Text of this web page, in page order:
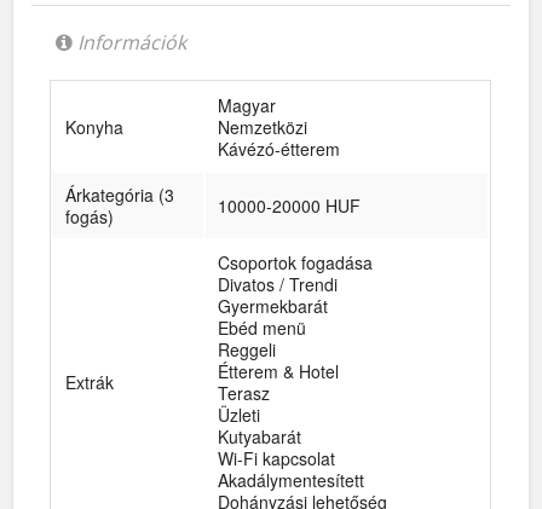
Információk
Konyha
Magyar
Nemzetközi
Kávézó-étterem
Árkategória (3
fogás)
10000-20000 HUF
Extrák
Csoportok fogadása
Divatos / Trendi
Gyermekbarát
Ebéd menü
Reggeli
Étterem & Hotel
Terasz
Üzleti
Kutyabarát
Wi-Fi kapcsolat
Akadálymentesített
Dohányzási lehetőség